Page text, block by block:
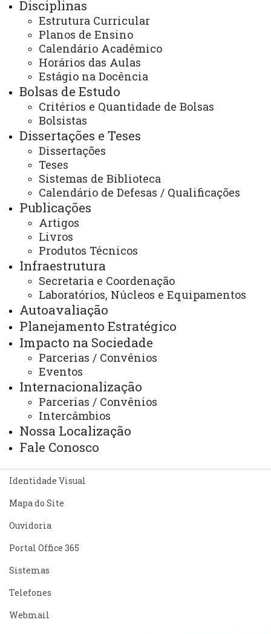
Disciplinas
Estrutura Curricular
Planos de Ensino
Calendário Acadêmico
Horários das Aulas
Estágio na Docência
Bolsas de Estudo
Critérios e Quantidade de Bolsas
Bolsistas
Dissertações e Teses
Dissertações
Teses
Sistemas de Biblioteca
Calendário de Defesas / Qualificações
Publicações
Artigos
Livros
Produtos Técnicos
Infraestrutura
Secretaria e Coordenação
Laboratórios, Núcleos e Equipamentos
Autoavaliação
Planejamento Estratégico
Impacto na Sociedade
Parcerias / Convênios
Eventos
Internacionalização
Parcerias / Convênios
Intercâmbios
Nossa Localização
Fale Conosco
Edital 32/2017 - Seleção de PNPD
Edital 31/2017 - Homologação de inscrição
de aluno PNPD/Capes
Edital 25-2017 - Seleção de PNPD
outubro de
2017
Horários de Atendimento:
Segunda à sexta
08:00 às 12:00
cascavel.mestradoodonto@unioeste.br
Você está aqui:Unioeste
PPGO - Pós Graduação em Odontologia - Cascavel
Editais
Estágio Pós-Doutoral
ACESSE
Acesso Restrito (Editores do Portal)
Arquivo Virtual
Identidade Visual
Mapa do Site
Ouvidoria
Portal Office 365
Sistemas
Telefones
Webmail